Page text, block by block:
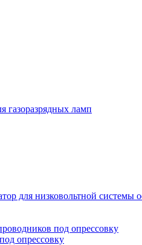
газоразрядных ламп
для низковольтной системы
под опрессовку
опрессовку